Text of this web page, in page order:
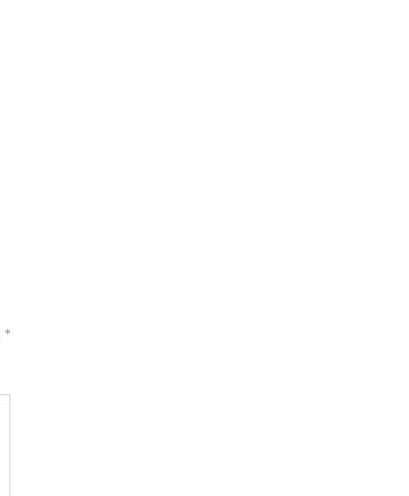
*